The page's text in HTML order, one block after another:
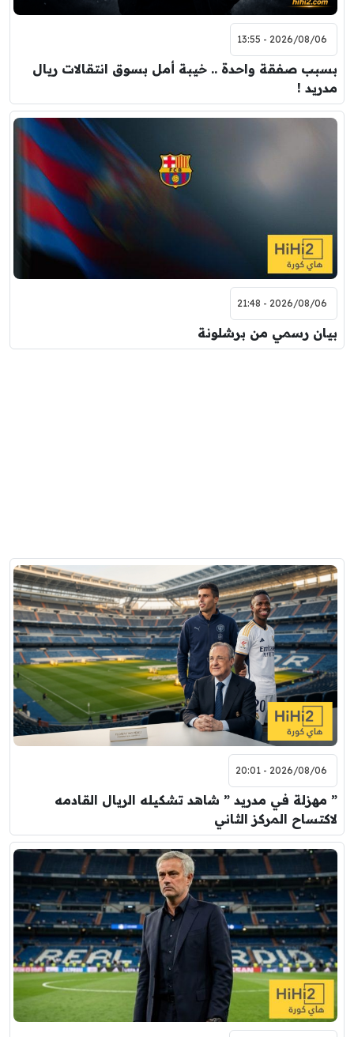
2026/08/06 - 13:55
بسبب صفقة واحدة .. خيبة أمل بسوق انتقالات ريال
مدريد !
2026/08/06 - 21:48
بيان رسمي من برشلونة
2026/08/06 - 20:01
” مهزلة في مدريد ” شاهد تشكيله الريال القادمه
لاكتساح المركز الثاني